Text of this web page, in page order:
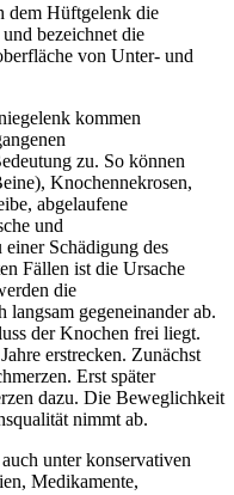
dem Hüftgelenk die
bezeichnet die
von Unter- und
kommen
zu. So können
Knochennekrosen,
abgelaufene
und
Schädigung des
Fällen ist die Ursache
die
gegeneinander ab.
der Knochen frei liegt.
erstrecken. Zunächst
Erst später
dazu. Die Beweglichkeit
nimmt ab.
unter konservativen
Medikamente,